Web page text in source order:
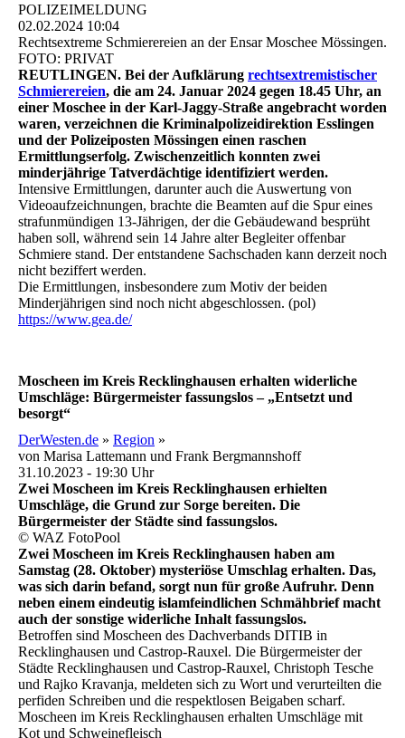
POLIZEIMELDUNG
02.02.2024 10:04
Rechtsextreme Schmierereien an der Ensar Moschee Mössingen.
FOTO: PRIVAT
REUTLINGEN. Bei der Aufklärung rechtsextremistischer
Schmierereien, die am 24. Januar 2024 gegen 18.45 Uhr, an
einer Moschee in der Karl-Jaggy-Straße angebracht worden
waren, verzeichnen die Kriminalpolizeidirektion Esslingen
und der Polizeiposten Mössingen einen raschen
Ermittlungserfolg. Zwischenzeitlich konnten zwei
minderjährige Tatverdächtige identifiziert werden.
Intensive Ermittlungen, darunter auch die Auswertung von
Videoaufzeichnungen, brachte die Beamten auf die Spur eines
strafunmündigen 13-Jährigen, der die Gebäudewand besprüht
haben soll, während sein 14 Jahre alter Begleiter offenbar
Schmiere stand. Der entstandene Sachschaden kann derzeit noch
nicht beziffert werden.
Die Ermittlungen, insbesondere zum Motiv der beiden
Minderjährigen sind noch nicht abgeschlossen. (pol)
https://www.gea.de/
Moscheen im Kreis Recklinghausen erhalten widerliche
Umschläge: Bürgermeister fassungslos – „Entsetzt und
besorgt“
DerWesten.de » Region »
von Marisa Lattemann und Frank Bergmannshoff
31.10.2023 - 19:30 Uhr
Zwei Moscheen im Kreis Recklinghausen erhielten
Umschläge, die Grund zur Sorge bereiten. Die
Bürgermeister der Städte sind fassungslos.
© WAZ FotoPool
Zwei Moscheen im Kreis Recklinghausen haben am
Samstag (28. Oktober) mysteriöse Umschlag erhalten. Das,
was sich darin befand, sorgt nun für große Aufruhr. Denn
neben einem eindeutig islamfeindlichen Schmähbrief macht
auch der sonstige widerliche Inhalt fassungslos.
Betroffen sind Moscheen des Dachverbands DITIB in
Recklinghausen und Castrop-Rauxel. Die Bürgermeister der
Städte Recklinghausen und Castrop-Rauxel, Christoph Tesche
und Rajko Kravanja, meldeten sich zu Wort und verurteilten die
perfiden Schreiben und die respektlosen Beigaben scharf.
Moscheen im Kreis Recklinghausen erhalten Umschläge mit
Kot und Schweinefleisch